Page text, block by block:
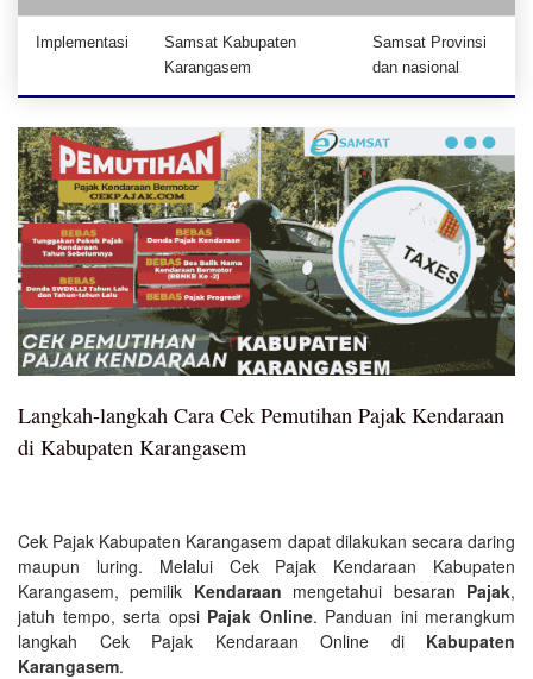
Implementasi
Samsat Kabupaten
Karangasem
Samsat Provinsi
dan nasional
Langkah-langkah Cara Cek Pemutihan Pajak Kendaraan
di Kabupaten Karangasem
Cek Pajak Kabupaten Karangasem dapat dilakukan secara daring
maupun luring. Melalui Cek Pajak Kendaraan Kabupaten
Karangasem, pemilik Kendaraan mengetahui besaran Pajak,
jatuh tempo, serta opsi Pajak Online. Panduan ini merangkum
langkah Cek Pajak Kendaraan Online di Kabupaten
Karangasem.